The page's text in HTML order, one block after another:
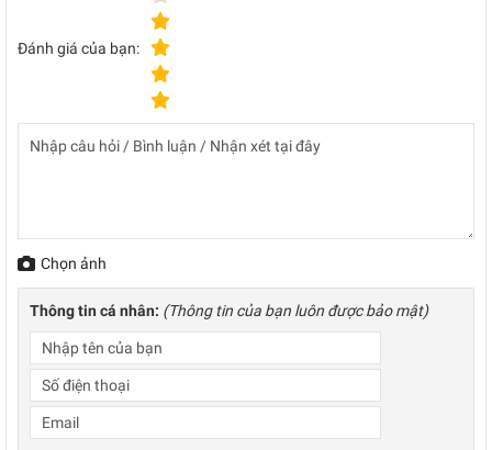
Đánh giá của bạn:
Chọn ảnh
Thông tin cá nhân: (Thông tin của bạn luôn được bảo mật)